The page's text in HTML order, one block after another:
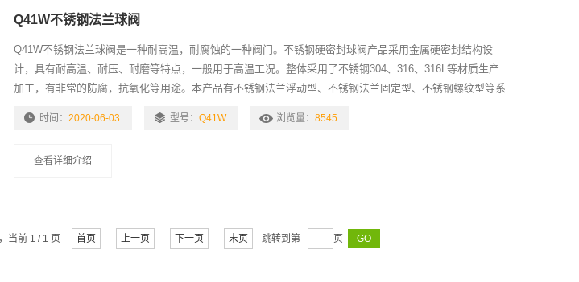
Q41W不锈钢法兰球阀
Q41W不锈钢法兰球阀是一种耐高温，耐腐蚀的一种阀门。不锈钢硬密封球阀产品采用金属硬密封结构设
计，具有耐高温、耐压、耐磨等特点，一般用于高温工况。整体采用了不锈钢304、316、316L等材质生产
加工，有非常的防腐，抗氧化等用途。本产品有不锈钢法兰浮动型、不锈钢法兰固定型、不锈钢螺纹型等系
时间：2020-06-03 型号：Q41W 浏览量：8545
查看详细介绍
当前 1 / 1 页 首页 上一页 下一页 末页 跳转到第 页